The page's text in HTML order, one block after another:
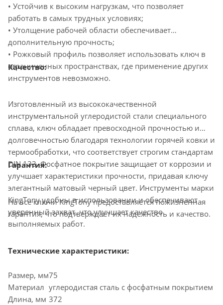
• Устойчив к высоким нагрузкам, что позволяет
работать в самых трудных условиях;
• Утолщение рабочей области обеспечивает
дополнительную прочность;
• Рожковый профиль позволяет использовать ключ в
ограниченных пространствах, где применение других
инструментов невозможно.
Качество:
Изготовленный из высококачественной
инструментальной углеродистой стали специального
сплава, ключ обладает превосходной прочностью и
долговечностью благодаря технологии горячей ковки и
термообработки, что соответствует строгим стандартам
DIN 133. Фосфатное покрытие защищает от коррозии и
улучшает характеристики прочности, придавая ключу
элегантный матовый черный цвет. Инструменты марки
KingTony удобны в использовании и обеспечивают
уверенный захват, что улучшает качество
выполняемых работ.
Гарантия:
На все ключи KingTony предоставляется пожизненная
гарантия, что подтверждает их надежность и качество.
Технические характеристики:
Размер, мм75
Материал углеродистая сталь с фосфатным покрытием
Длина, мм 372